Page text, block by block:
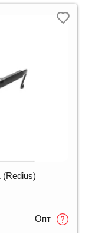
(Redius)
Опт